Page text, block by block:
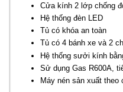
Cửa kính 2 lớp chống
Hệ thống đèn LED
Tủ có khóa an toàn
Tủ có 4 bánh xe và 2
Hệ thống sưởi kính
Sử dụng Gas R600A,
Máy nén sản xuất theo